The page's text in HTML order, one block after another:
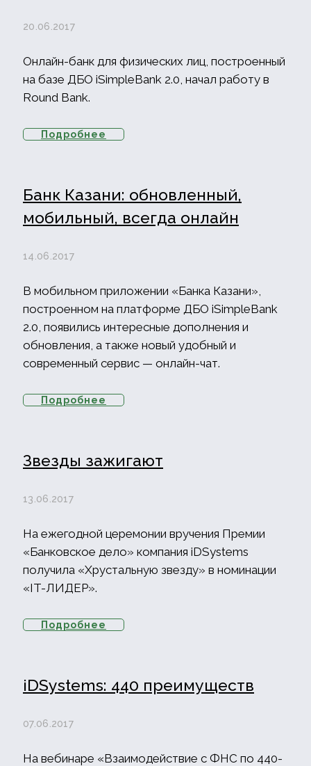
20.06.2017
Онлайн-банк для физических лиц, построенный
на базе ДБО iSimpleBank 2.0, начал работу в
Round Bank.
Подробнее
Банк Казани: обновленный,
мобильный, всегда онлайн
14.06.2017
В мобильном приложении «Банка Казани»,
построенном на платформе ДБО iSimpleBank
2.0, появились интересные дополнения и
обновления, а также новый удобный и
современный сервис — онлайн-чат.
Подробнее
Звезды зажигают
13.06.2017
На ежегодной церемонии вручения Премии
«Банковское дело» компания iDSystems
получила «Хрустальную звезду» в номинации
«IT-ЛИДЕР».
Подробнее
iDSystems: 440 преимуществ
07.06.2017
На вебинаре «Взаимодействие с ФНС по 440-